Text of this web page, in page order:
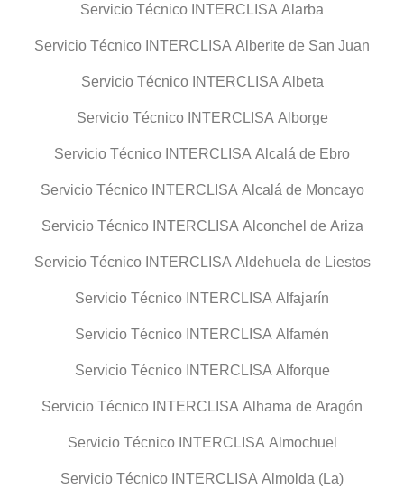
Servicio Técnico INTERCLISA Alarba
Servicio Técnico INTERCLISA Alberite de San Juan
Servicio Técnico INTERCLISA Albeta
Servicio Técnico INTERCLISA Alborge
Servicio Técnico INTERCLISA Alcalá de Ebro
Servicio Técnico INTERCLISA Alcalá de Moncayo
Servicio Técnico INTERCLISA Alconchel de Ariza
Servicio Técnico INTERCLISA Aldehuela de Liestos
Servicio Técnico INTERCLISA Alfajarín
Servicio Técnico INTERCLISA Alfamén
Servicio Técnico INTERCLISA Alforque
Servicio Técnico INTERCLISA Alhama de Aragón
Servicio Técnico INTERCLISA Almochuel
Servicio Técnico INTERCLISA Almolda (La)